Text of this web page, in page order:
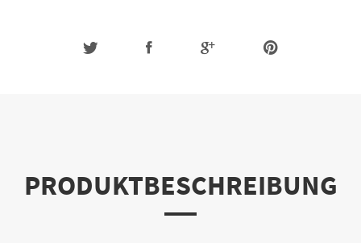
PRODUKTBESCHREIBUNG